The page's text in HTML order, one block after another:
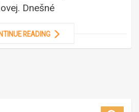
Dnešné
READING